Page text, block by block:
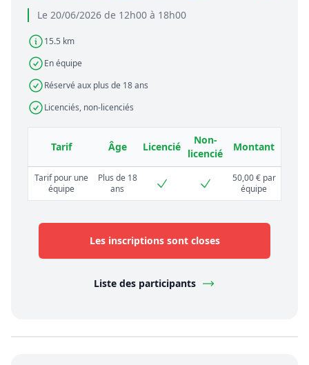
Le 20/06/2026 de 12h00 à 18h00
15.5 km
En équipe
Réservé aux plus de 18 ans
Licenciés, non-licenciés
Tarif Âge Licencié
Non-
licencié
Montant
Tarif pour une
équipe
Plus de 18
ans
50,00 € par
équipe
Les inscriptions sont closes
Liste des participants